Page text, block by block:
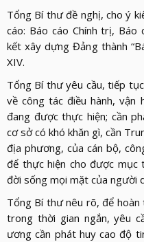
Tổng Bí thư đề nghị, cho ý
cáo: Báo cáo Chính trị,
kết xây dựng Đảng thành
XIV.
Tổng Bí thư yêu cầu, tiếp
về công tác điều hành, vận
đang được thực hiện; cần
cơ sở có khó khăn gì, cần
địa phương, của cán bộ,
để thực hiện cho được mục
đời sống mọi mặt của người
Tổng Bí thư nêu rõ, để
trong thời gian ngắn, yêu
ương cần phát huy cao độ